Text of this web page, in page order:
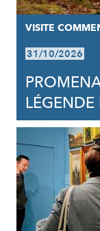
VISITE
31/10/2026